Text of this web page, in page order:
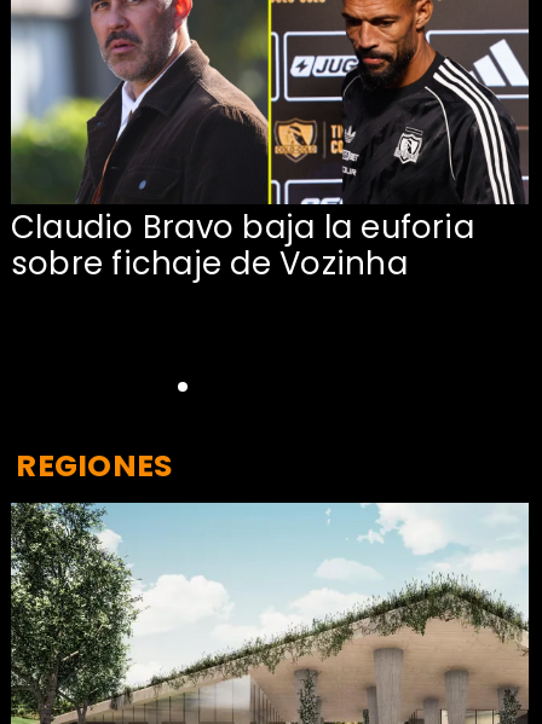
Claudio Bravo baja la euforia
sobre fichaje de Vozinha
REGIONES